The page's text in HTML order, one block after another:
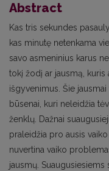
Abstract
Kas tris sekundes
kas minutę netenkama
savo asmeninius karus
tokį žodį ar jausmą, kuris
išgyvenimus. Šie
būsenai, kuri neleidžia
ženklų. Dažnai
praleidžia pro ausis
nuvertina vaiko
jausmų.